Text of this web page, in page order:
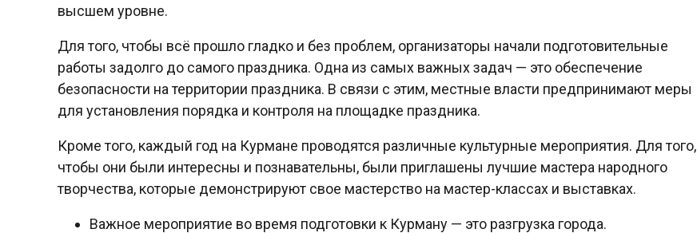
высшем уровне.
Для того, чтобы всё прошло гладко и без проблем, организаторы начали подготовительные
работы задолго до самого праздника. Одна из самых важных задач — это обеспечение
безопасности на территории праздника. В связи с этим, местные власти предпринимают меры
для установления порядка и контроля на площадке праздника.
Кроме того, каждый год на Курмане проводятся различные культурные мероприятия. Для того,
чтобы они были интересны и познавательны, были приглашены лучшие мастера народного
творчества, которые демонстрируют свое мастерство на мастер-классах и выставках.
Важное мероприятие во время подготовки к Курману — это разгрузка города.